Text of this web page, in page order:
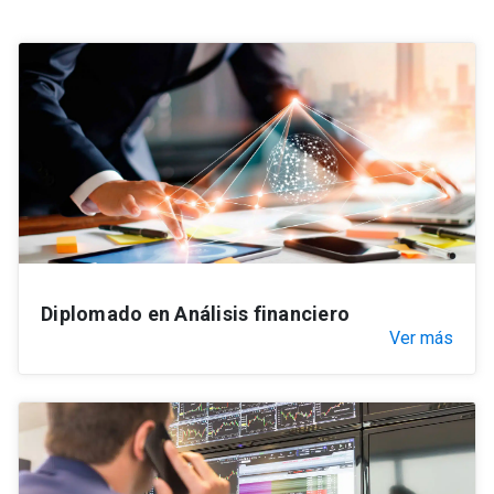
Diplomado en Análisis financiero
Ver más